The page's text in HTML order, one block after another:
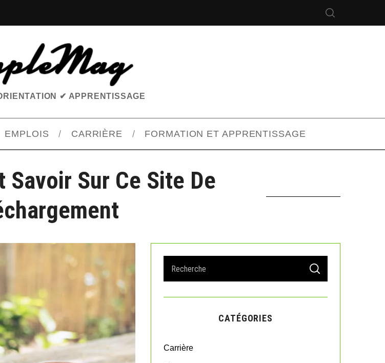
✔ APPRENTISSAGE
EMPLOIS CARRIÈRE FORMATION ET APPRENTISSAGE
Savoir Sur Ce Site De
a
r
o
S
A
C
CATÉGORIES
Carrière